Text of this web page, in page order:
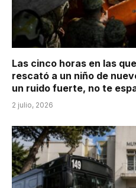
Las cinco horas en las
rescató a un niño de
un ruido fuerte, no te
2 julio, 2026